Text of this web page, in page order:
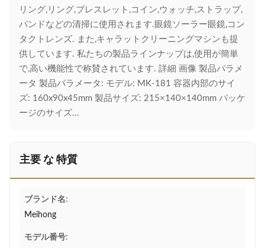
リング,リング,ブレスレット,コイン,ウォッチ,ストラップ,
バンドなどの清掃に使用されます.眼鏡ソーラー眼鏡,コン
タクトレンズ. また,キャラットクリーニングマシンも提
供しています. 私たちの製品ラインナップは,使用が簡単
で,高い機能性で称賛されています. 詳細 画像 製品パラメ
ータ 製品パラメータ: モデル: MK-181 容器内部のサイ
ズ: 160x90x45mm 製品サイズ: 215×140×140mm パッケ
ージのサイズ...
主要 な 特質
ブランド名:
Meihong
モデル番号: